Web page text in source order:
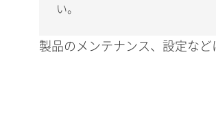
い。
製品のメンテナンス、設定な